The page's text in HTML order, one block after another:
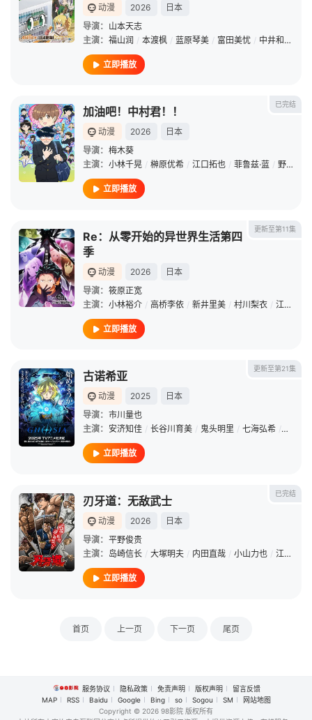
动漫 2026
日本
导演： 山本天志
主演： 福山润 / 本渡枫 / 蓝原琴美 / 富田美忧 / 中井和哉
立即播放
已完结
加油吧！中村君！！
动漫 2026
日本
导演： 梅木葵
主演： 小林千晃 / 榊原优希 / 江口拓也 / 菲鲁兹·蓝 / 野津山幸宏
立即播放
更新至第11集
Re：从零开始的异世界生活第四
季
动漫 2026
日本
导演： 筱原正宽
主演： 小林裕介 / 高桥李依 / 新井里美 / 村川梨衣 / 江口拓也
立即播放
更新至第21集
古诺希亚
动漫 2025
日本
导演： 市川量也
主演： 安济知佳 / 长谷川育美 / 鬼头明里 / 七海弘希 / 关智一
立即播放
已完结
刃牙道：无敌武士
动漫 2026
日本
导演： 平野俊贵
主演： 岛崎信长 / 大塚明夫 / 内田直哉 / 小山力也 / 江口拓也
立即播放
首页 上一页 下一页 尾页
服务协议 隐私政策 免责声明 版权声明
留言反馈
MAP
RSS Baidu Google Bing so Sogou SM
网站地图
Copyright © 2026 98影院 版权所有